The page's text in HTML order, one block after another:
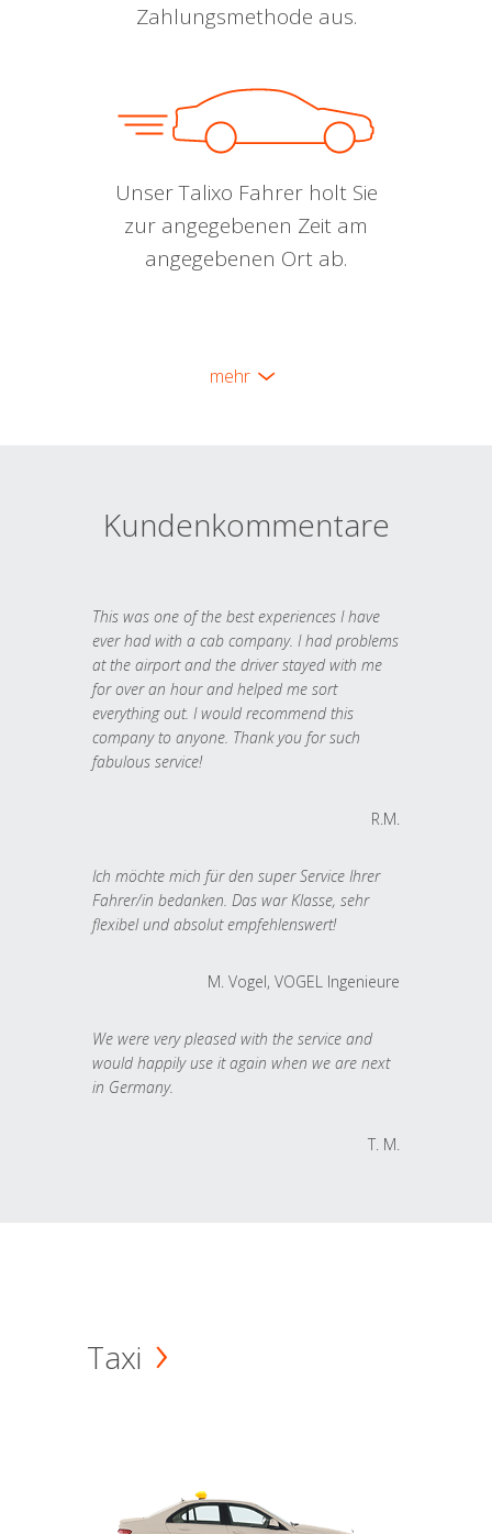
Zahlungsmethode aus.
Unser Talixo Fahrer holt Sie
zur angegebenen Zeit am
angegebenen Ort ab.
mehr
Kundenkommentare
This was one of the best experiences I have
ever had with a cab company. I had problems
at the airport and the driver stayed with me
for over an hour and helped me sort
everything out. I would recommend this
company to anyone. Thank you for such
fabulous service!
R.M.
Ich möchte mich für den super Service Ihrer
Fahrer/in bedanken. Das war Klasse, sehr
flexibel und absolut empfehlenswert!
M. Vogel, VOGEL Ingenieure
We were very pleased with the service and
would happily use it again when we are next
in Germany.
T. M.
Taxi